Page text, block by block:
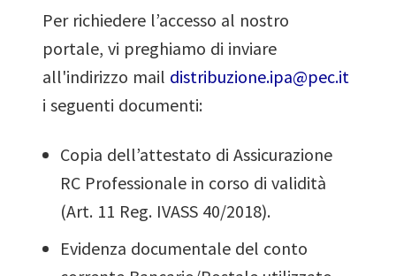
Per richiedere l’accesso al nostro
portale, vi preghiamo di inviare
all'indirizzo mail distribuzione.ipa@pec.it
i seguenti documenti:
Copia dell’attestato di Assicurazione
RC Professionale in corso di validità
(Art. 11 Reg. IVASS 40/2018).
Evidenza documentale del conto